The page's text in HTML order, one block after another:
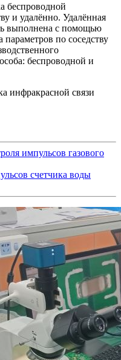
беспроводной
и удалённо. Удалённая
выполнена с помощью
по соседству
беспроводной и
инфракрасной связи
импульсов газового
счетчика воды